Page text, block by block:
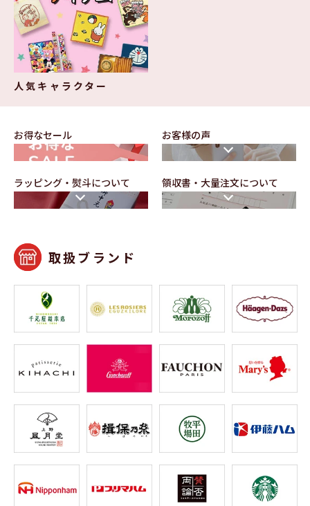
人気キャラクター
お得なセール お客様の声
ラッピング・熨⽃について 領収書・⼤量注⽂について
取扱ブランド